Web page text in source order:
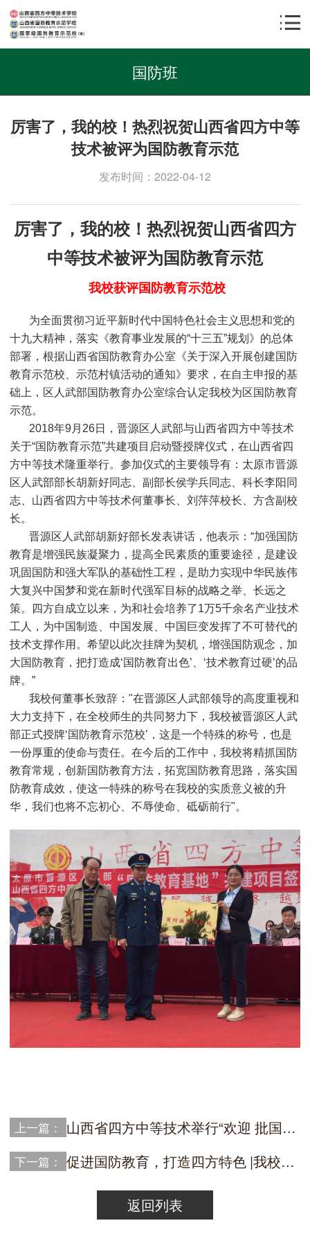
国防班
厉害了，我的校！热烈祝贺山西省四方中等
技术被评为国防教育示范
发布时间：2022-04-12
厉害了，我的校！热烈祝贺山西省四方
中等技术被评为国防教育示范
我校获评国防教育示范校
为全面贯彻习近平新时代中国特色社会主义思想和党的
十九大精神，落实《教育事业发展的“十三五”规划》的总体
部署，根据山西省国防教育办公室《关于深入开展创建国防
教育示范校、示范村镇活动的通知》要求，在自主申报的基
础上，区人武部国防教育办公室综合认定我校为区国防教育
示范。
2018年9月26日，晋源区人武部与山西省四方中等技术
关于“国防教育示范”共建项目启动暨授牌仪式，在山西省四
方中等技术隆重举行。参加仪式的主要领导有：太原市晋源
区人武部部长胡新好同志、副部长侯学兵同志、科长李阳同
志、山西省四方中等技术何董事长、刘萍萍校长、方含副校
长。
晋源区人武部胡新好部长发表讲话，他表示：“加强国防
教育是增强民族凝聚力，提高全民素质的重要途径，是建设
巩固国防和强大军队的基础性工程，是助力实现中华民族伟
大复兴中国梦和党在新时代强军目标的战略之举、长远之
策。四方自成立以来，为和社会培养了1万5千余名产业技术
工人，为中国制造、中国发展、中国巨变发挥了不可替代的
技术支撑作用。希望以此次挂牌为契机，增强国防观念，加
大国防教育，把打造成‘国防教育出色’、‘技术教育过硬’的品
牌。”
我校何董事长致辞："在晋源区人武部领导的高度重视和
大力支持下，在全校师生的共同努力下，我校被晋源区人武
部正式授牌‘国防教育示范校’，这是一个特殊的称号，也是
一份厚重的使命与责任。在今后的工作中，我校将精抓国防
教育常规，创新国防教育方法，拓宽国防教育思路，落实国
防教育成效，使这一特殊的称号在我校的实质意义被的升
华，我们也将不忘初心、不辱使命、砥砺前行"。
上一篇： 山西省四方中等技术举行“欢迎 批国防班同学光荣返校，欢送第二批同学光荣入伍”仪式
下一篇： 促进国防教育，打造四方特色 |我校领导赴邯郸国防参观交流
返回列表